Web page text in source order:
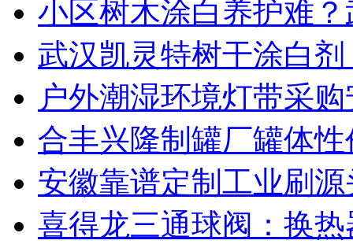
小区树木涂白养护难
武汉凯灵特树干涂白
户外潮湿环境灯带采
合丰兴隆制罐厂罐体
安徽靠谱定制工业刷
喜得龙三通球阀：换